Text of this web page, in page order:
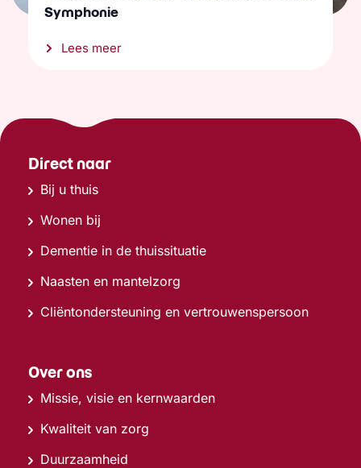
Symphonie
Lees meer
Direct naar
Bij u thuis
Wonen bij
Dementie in de thuissituatie
Naasten en mantelzorg
Cliëntondersteuning en vertrouwenspersoon
Over ons
Missie, visie en kernwaarden
Kwaliteit van zorg
Duurzaamheid